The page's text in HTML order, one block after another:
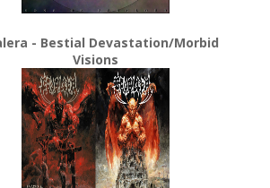
- Bestial Devastation/Morbid
Visions